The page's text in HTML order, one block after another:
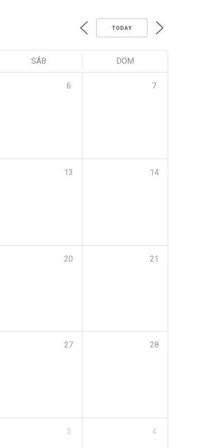
TODAY
SÁB DOM
6 7
13 14
20 21
27 28
3 4